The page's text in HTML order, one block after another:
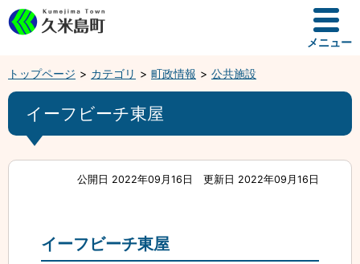
メニュー
トップページ カテゴリ 町政情報 公共施設
イーフビーチ東屋
公開日 2022年09月16日 更新日 2022年09月16日
イーフビーチ東屋